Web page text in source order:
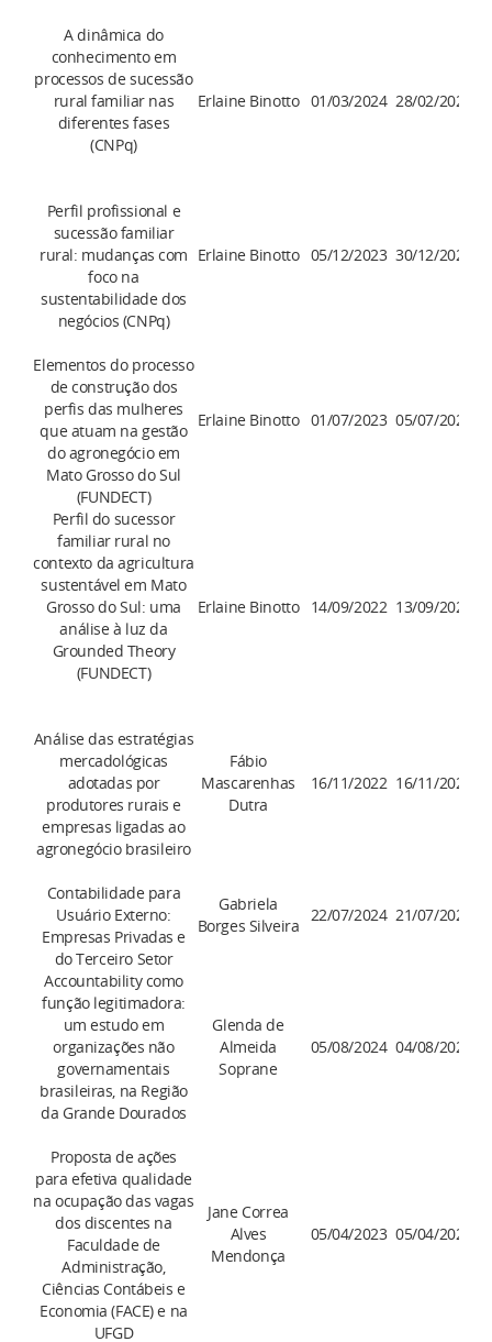
A dinâmica do
conhecimento em
processos de sucessão
rural familiar nas
diferentes fases
(CNPq)
Erlaine Binotto 01/03/2024 28/02/2027
Perfil profissional e
sucessão familiar
rural: mudanças com
foco na
sustentabilidade dos
negócios (CNPq)
Erlaine Binotto 05/12/2023 30/12/2026
Elementos do processo
de construção dos
perfis das mulheres
que atuam na gestão
do agronegócio em
Mato Grosso do Sul
(FUNDECT)
Erlaine Binotto 01/07/2023 05/07/2026
Perfil do sucessor
familiar rural no
contexto da agricultura
sustentável em Mato
Grosso do Sul: uma
análise à luz da
Grounded Theory
(FUNDECT)
Erlaine Binotto 14/09/2022 13/09/2025
Análise das estratégias
mercadológicas
adotadas por
produtores rurais e
empresas ligadas ao
agronegócio brasileiro
Fábio
Mascarenhas
Dutra
16/11/2022 16/11/2024
Contabilidade para
Usuário Externo:
Empresas Privadas e
do Terceiro Setor
Gabriela
Borges Silveira
22/07/2024 21/07/2028
Accountability como
função legitimadora:
um estudo em
organizações não
governamentais
brasileiras, na Região
da Grande Dourados
Glenda de
Almeida
Soprane
05/08/2024 04/08/2027
Proposta de ações
para efetiva qualidade
na ocupação das vagas
dos discentes na
Faculdade de
Administração,
Ciências Contábeis e
Economia (FACE) e na
UFGD
Jane Correa
Alves
Mendonça
05/04/2023 05/04/2027